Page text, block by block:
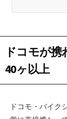
ドコモが
40ヶ以上
ドコモ・バイク